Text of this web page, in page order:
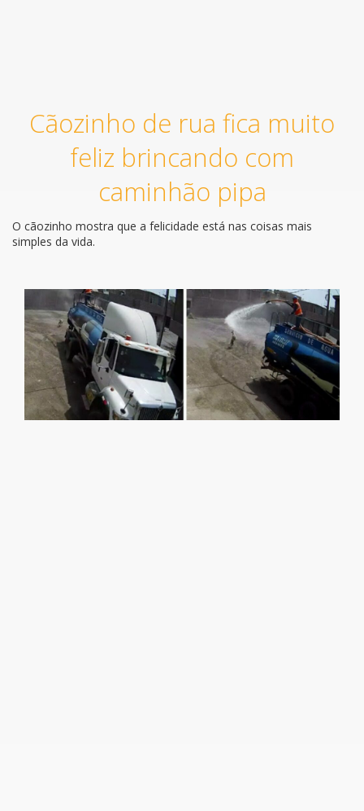
Cãozinho de rua fica muito
feliz brincando com
caminhão pipa
O cãozinho mostra que a felicidade está nas coisas mais
simples da vida.